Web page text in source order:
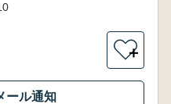
＋
ール通知